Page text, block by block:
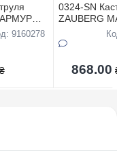
коробці
9160278
₴
0324-SN
ZAUBERG
кругла 4,5л
868.00